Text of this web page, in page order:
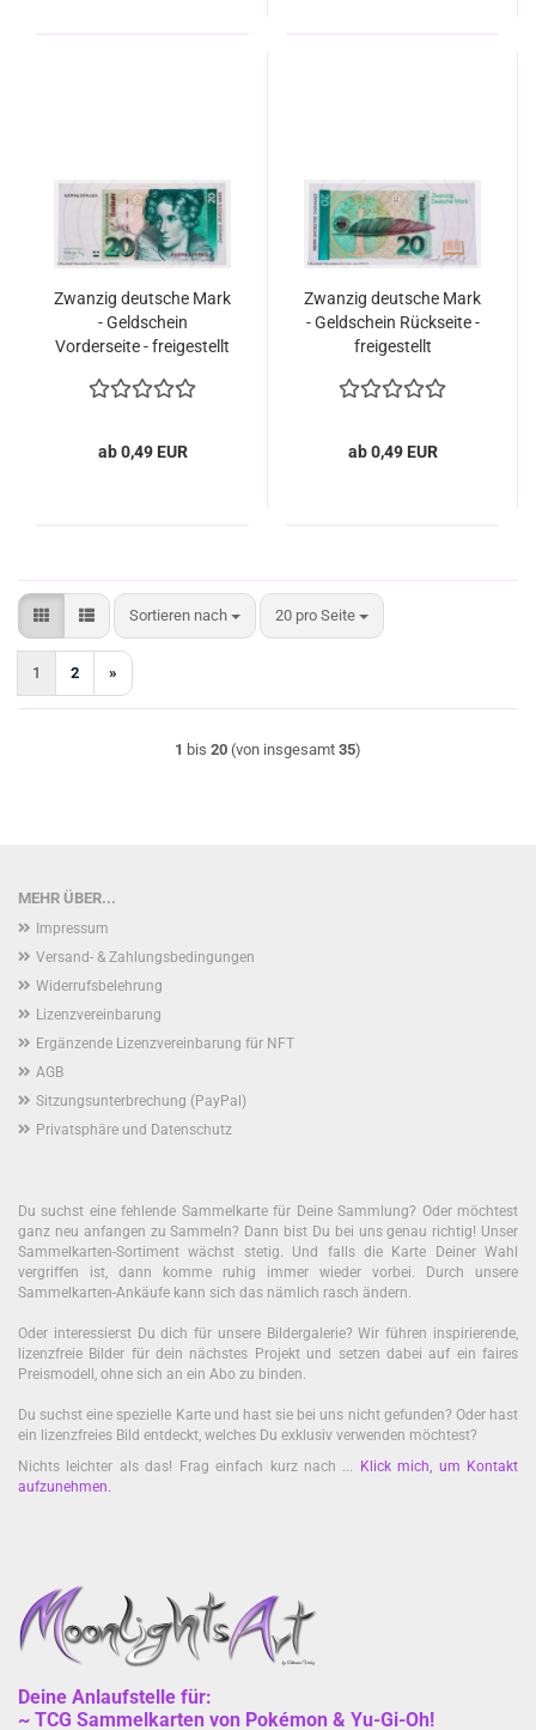
Zwanzig deutsche Mark
- Geldschein
Vorderseite - freigestellt
ab 0,49 EUR
Zwanzig deutsche Mark
- Geldschein Rückseite -
freigestellt
ab 0,49 EUR
Sortieren nach
Sortieren nach 20 pro Seite
pro Seite
1 2 »
1 bis 20 (von insgesamt 35)
MEHR ÜBER...
Impressum
Versand- & Zahlungsbedingungen
Widerrufsbelehrung
Lizenzvereinbarung
Ergänzende Lizenzvereinbarung für NFT
AGB
Sitzungsunterbrechung (PayPal)
Privatsphäre und Datenschutz
Du suchst eine fehlende Sammelkarte für Deine Sammlung? Oder möchtest
ganz neu anfangen zu Sammeln? Dann bist Du bei uns genau richtig! Unser
Sammelkarten-Sortiment wächst stetig. Und falls die Karte Deiner Wahl
vergriffen ist, dann komme ruhig immer wieder vorbei. Durch unsere
Sammelkarten-Ankäufe kann sich das nämlich rasch ändern.
Oder interessierst Du dich für unsere Bildergalerie? Wir führen inspirierende,
lizenzfreie Bilder für dein nächstes Projekt und setzen dabei auf ein faires
Preismodell, ohne sich an ein Abo zu binden.
Du suchst eine spezielle Karte und hast sie bei uns nicht gefunden? Oder hast
ein lizenzfreies Bild entdeckt, welches Du exklusiv verwenden möchtest?
Nichts leichter als das! Frag einfach kurz nach ...
Klick mich, um Kontakt
aufzunehmen.
Deine Anlaufstelle für:
~ TCG Sammelkarten von Pokémon & Yu-Gi-Oh!